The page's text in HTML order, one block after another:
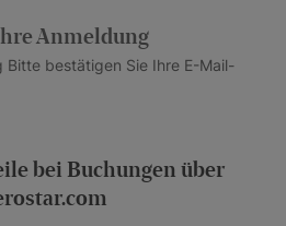
Anmeldung
Bitte bestätigen Sie Ihre E-Mail-
bei Buchungen über